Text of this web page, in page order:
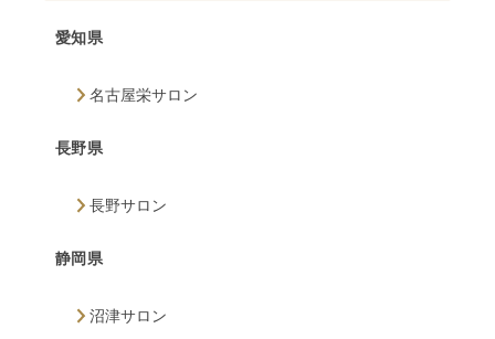
愛知県
名古屋栄サロン
長野県
長野サロン
静岡県
沼津サロン